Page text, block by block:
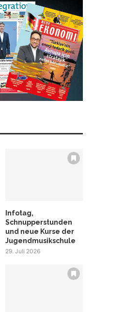
Infotag,
Schnupperstunden
und neue Kurse der
Jugendmusikschule
29. Juli 2026